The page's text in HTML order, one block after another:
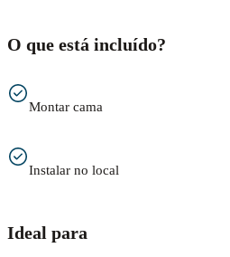
O que está incluído?
Montar cama
Instalar no local
Ideal para